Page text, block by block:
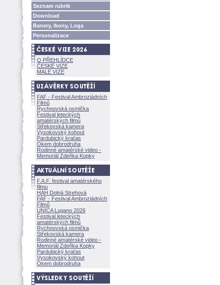
Seznam rubrik
Download
Banery, Ikony, Loga
Personalizace
O PŘEHLÍDCE
ČESKÉ VIZE
MALÉ VIZE
FAF - Festival Ambroziádních
Filmů
Rychnovská osmička
Festival leteckých
amatérských filmů
Střekovská kamera
Vysokovský kohout
Pardubický kraťas
Okem dobrodruha
Rodinné amatérské video -
Memoriál Zdeňka Kopky
F.A.F. festival amatérského
filmu
HAH Dolná Strehov
FAF - Festival Ambroziádních
Filmů
UNICA Lugano 2026
Festival leteckých
amatérských filmů
Rychnovská osmička
Střekovská kamera
Rodinné amatérské video -
Memoriál Zdeňka Kopky
Pardubický kraťas
Vysokovský kohout
Okem dobrodruha